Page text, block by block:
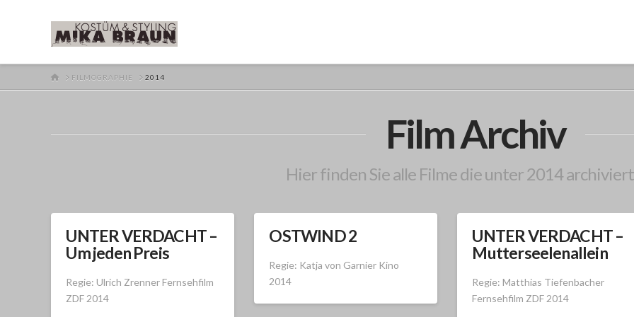
HOMEFILMOGRAPHIE 2014
Film Archiv
Hier finden Sie alle Filme die unter 2014
UNTER VERDACHT –
Um jeden Preis
Regie: Ulrich Zrenner Fernsehfilm
ZDF 2014
OSTWIND 2
Regie: Katja von Garnier Kino
2014
UNTER VERDACHT –
Mutterseelenallein
Regie: Matthias Tiefenbacher
Fernsehfilm ZDF 2014